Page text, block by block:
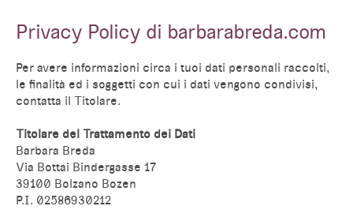
Privacy Policy di barbarabreda.com
Per avere informazioni circa i tuoi dati personali raccolti,
le finalità ed i soggetti con cui i dati vengono condivisi,
contatta il Titolare.
Titolare del Trattamento dei Dati
Barbara Breda
Via Bottai Bindergasse 17
39100 Bolzano Bozen
P.I. 02586930212